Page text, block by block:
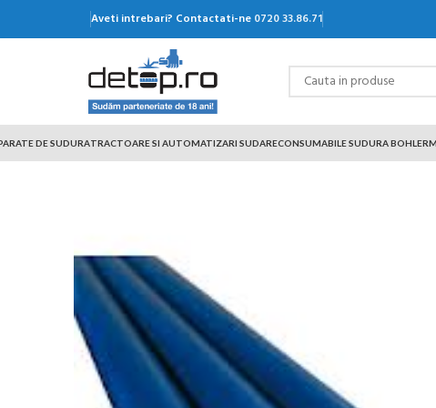
Aveti intrebari? Contactati-ne 0720 33.86.71
DE SUDURATRACTOARE SI AUTOMATIZARI SUDARECONSUMABILE SUDURA BOHLER